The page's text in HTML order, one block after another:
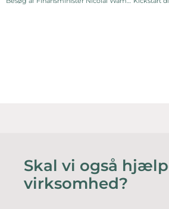
Skal vi også
virksomhed?